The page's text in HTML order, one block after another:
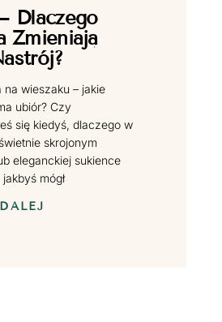
Dlaczego
Zmieniają
na wieszaku – jakie
ubiór? Czy
się kiedyś, dlaczego w
skrojonym
eleganckiej sukience
mógł